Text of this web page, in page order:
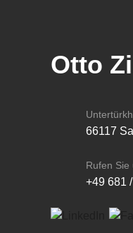
Otto
66117
Rufen Sie
+49 681